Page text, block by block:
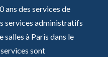
ans des services de
services administratifs
salles à Paris dans le
sont